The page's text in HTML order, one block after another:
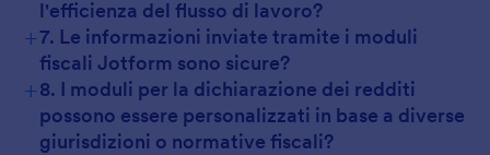
l'efficienza del flusso di lavoro?
+7. Le informazioni inviate tramite i moduli
fiscali Jotform sono sicure?
+8. I moduli per la dichiarazione dei redditi
possono essere personalizzati in base a diverse
giurisdizioni o normative fiscali?